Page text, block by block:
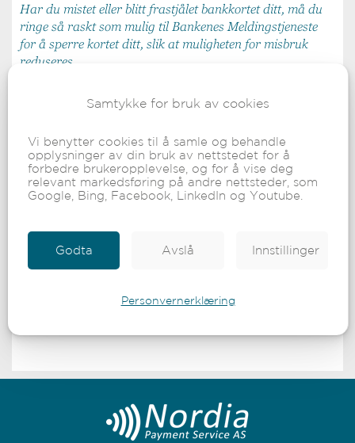
Samtykke for bruk av cookies
Vi benytter cookies til å samle og behandle
opplysninger av din bruk av nettstedet for å
forbedre brukeropplevelse, og for å vise deg
relevant markedsføring på andre nettsteder, som
Google, Bing, Facebook, LinkedIn og Youtube.
Godta Avslå Innstillinger
Personvernerklæring
Har du mistet eller blitt frastjålet bankkortet ditt, må du
ringe så raskt som mulig til Bankenes Meldingstjeneste
for å sperre kortet ditt, slik at muligheten for misbruk
reduseres.
Sperring av norske bankutstedte kort
Telefon; 800 30 250 (hele døgnet)
Fra utlandet ringer du;
Telefon; +47 22 21 40 55
Har du behov for å sperre kredittkortet ditt, ringer du;
Telefon; 815 00 500 (hele døgnet)
KONTAKT OSS FOR MER INFORMASJON OG BESTILLING AV